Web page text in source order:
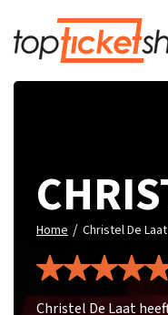
Home / Christel De Laat
Christel De Laat